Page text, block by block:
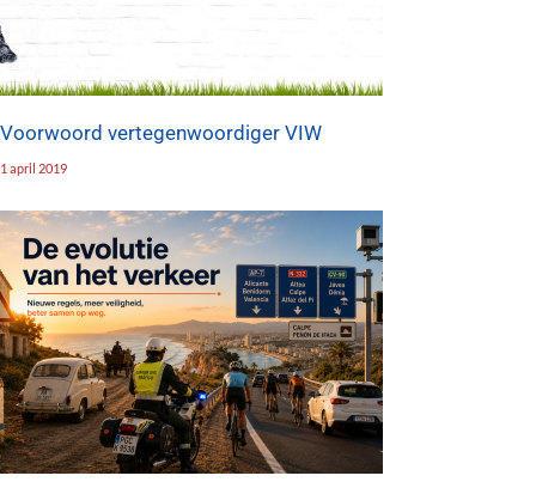
Voorwoord vertegenwoordiger VIW
1 april 2019